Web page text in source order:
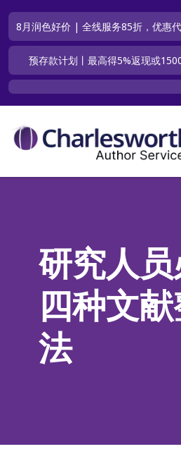
8月润色好价 | 全线服务85折，优惠
预存款计划丨最高得5%返现或
研究人
四种文
法